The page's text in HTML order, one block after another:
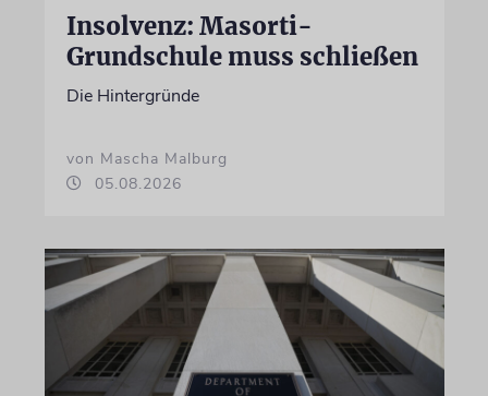
Insolvenz: Masorti-
Grundschule muss schließen
Die Hintergründe
von Mascha Malburg
05.08.2026